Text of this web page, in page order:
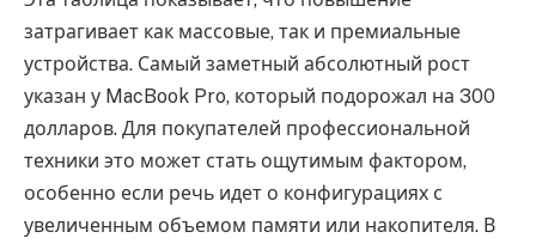
затрагивает как массовые, так и премиальные
устройства. Самый заметный абсолютный рост
указан у MacBook Pro, который подорожал на 300
долларов. Для покупателей профессиональной
техники это может стать ощутимым фактором,
особенно если речь идет о конфигурациях с
увеличенным объемом памяти или накопителя. В